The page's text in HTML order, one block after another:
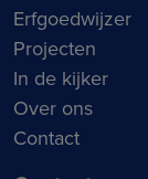
Erfgoedwijzer
Projecten
In de kijker
Over ons
Contact